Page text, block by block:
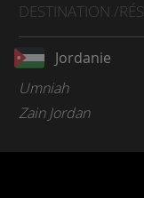
DESTINATION /
Jordanie
Umniah
Zain Jordan